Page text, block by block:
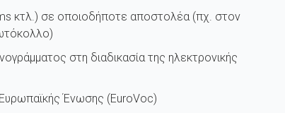
κτλ.) σε οποιοδήποτε αποστολέα (πχ. στον
στη διαδικασία της ηλεκτρονικής
Ένωσης (EuroVoc)